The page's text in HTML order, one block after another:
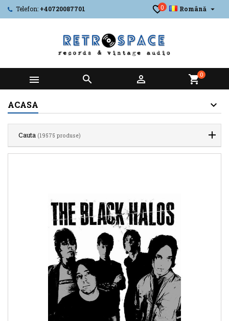
Telefon: +40720087701 Română 
0
   shopping_cart0
ACASA
Cauta (19575 produse)